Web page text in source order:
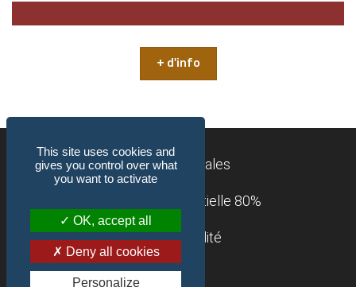
+ d'info
Mentions légales
Accessibilité : partielle 80%
Confidentialité
Contact
This site uses cookies and
gives you control over what
you want to activate
OK, accept all
Deny all cookies
Personalize